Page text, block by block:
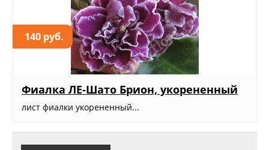
140 руб.
Фиалка ЛЕ-Шато Брион, укорененный
лист фиалки укорененный...